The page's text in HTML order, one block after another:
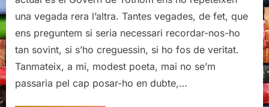
una vegada rera l’altra. Tantes vegades, de fet, que
ens preguntem si seria necessari recordar-nos-ho
tan sovint, si s’ho creguessin, si ho fos de veritat.
Tanmateix, a mi, modest poeta, mai no se’m
passaria pel cap posar-ho en dubte,…